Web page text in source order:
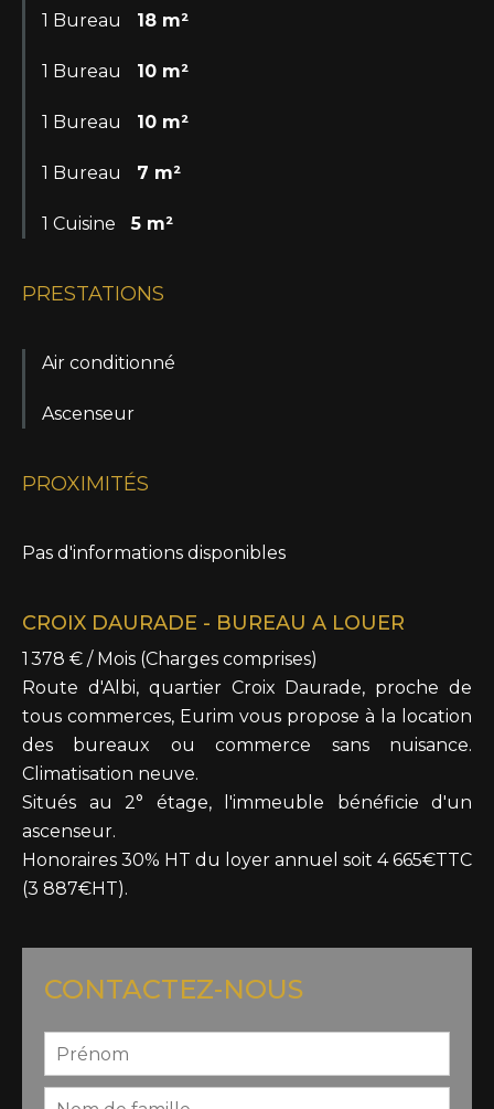
1 Bureau 18 m²
1 Bureau 10 m²
1 Bureau 10 m²
1 Bureau 7 m²
1 Cuisine 5 m²
PRESTATIONS
Air conditionné
Ascenseur
PROXIMITÉS
Pas d'informations disponibles
CROIX DAURADE - BUREAU A LOUER
1 378 € / Mois (Charges comprises)
Route d'Albi, quartier Croix Daurade, proche de
tous commerces, Eurim vous propose à la location
des bureaux ou commerce sans nuisance.
Climatisation neuve.
Situés au 2° étage, l'immeuble bénéficie d'un
ascenseur.
Honoraires 30% HT du loyer annuel soit 4 665€TTC
(3 887€HT).
CONTACTEZ-NOUS